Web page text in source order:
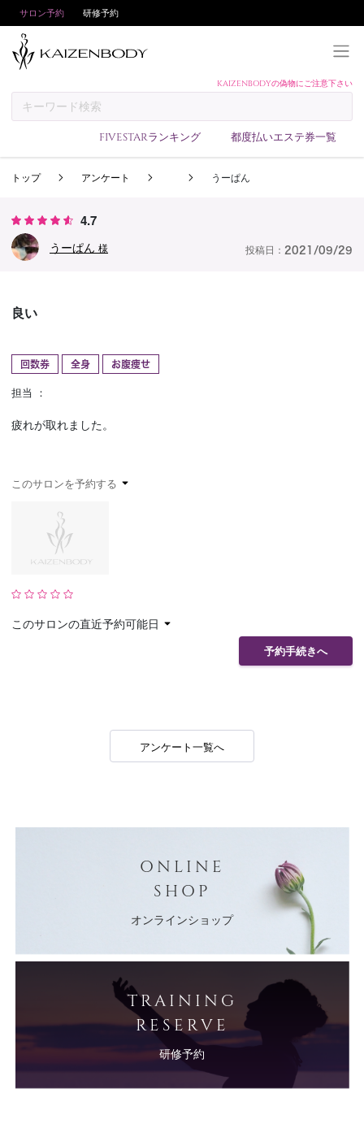
サロン予約 研修予約
KAIZENBODYの偽物にご注意下さい
FIVESTARランキング 都度払いエステ券一覧
予約方法
サロンランキング
トップ アンケート うーぱん
4.7
うーぱん 様 投稿日： 2021/09/29
良い
回数券 全身 お腹痩せ
担当 ：
疲れが取れました。
このサロンを予約する
このサロンの直近予約可能日
予約手続きへ
アンケート一覧へ
ONLINE
SHOP
オンラインショップ
TRAINING
RESERVE
研修予約